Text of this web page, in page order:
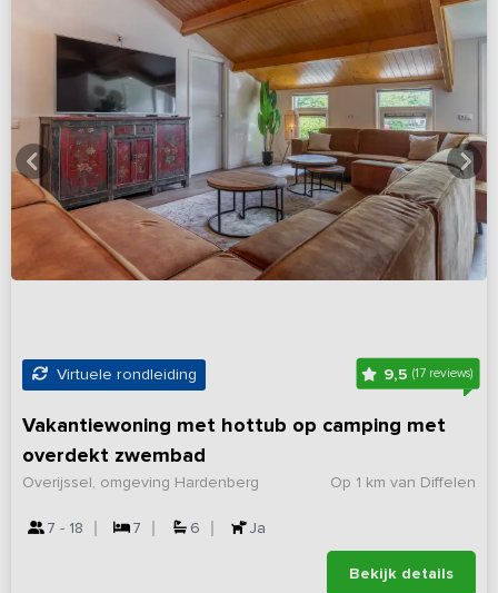
Virtuele rondleiding 9,5(17 reviews)
Vakantiewoning met hottub op camping met
overdekt zwembad
Op 1 km van Diffelen
Overijssel, omgeving Hardenberg
7 - 18 7 6 Ja
Bekijk details